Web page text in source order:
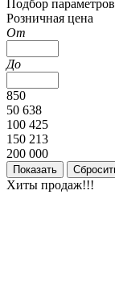
Подбор параметров
Розничная цена
От
До
850
50 638
100 425
150 213
200 000
Хиты продаж!!!